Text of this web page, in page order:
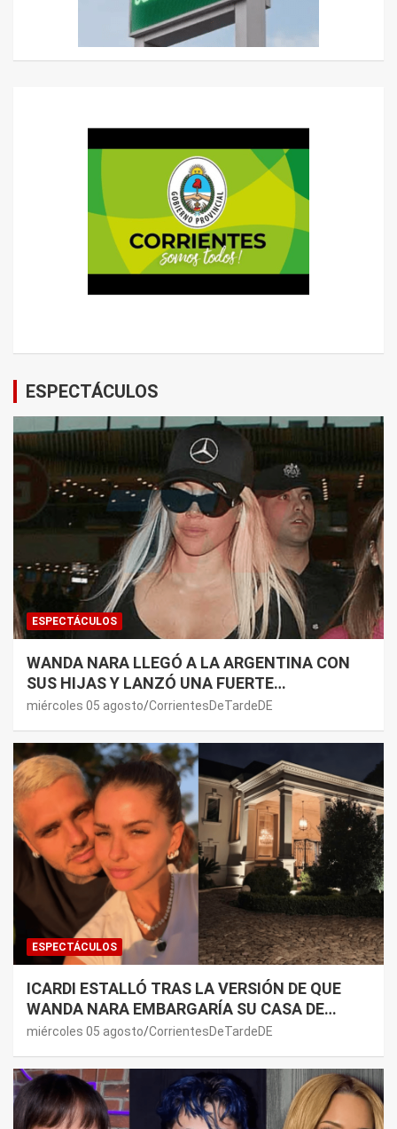
ESPECTÁCULOS
ESPECTÁCULOS
WANDA NARA LLEGÓ A LA ARGENTINA CON
SUS HIJAS Y LANZÓ UNA FUERTE
PREMONICIÓN SOBRE MAURO ICARDI
miércoles 05 agosto CorrientesDeTardeDE
ESPECTÁCULOS
ICARDI ESTALLÓ TRAS LA VERSIÓN DE QUE
WANDA NARA EMBARGARÍA SU CASA DE
NORDELTA: “NECESITAN RASCAR DE ALGÚN
miércoles 05 agosto CorrientesDeTardeDE